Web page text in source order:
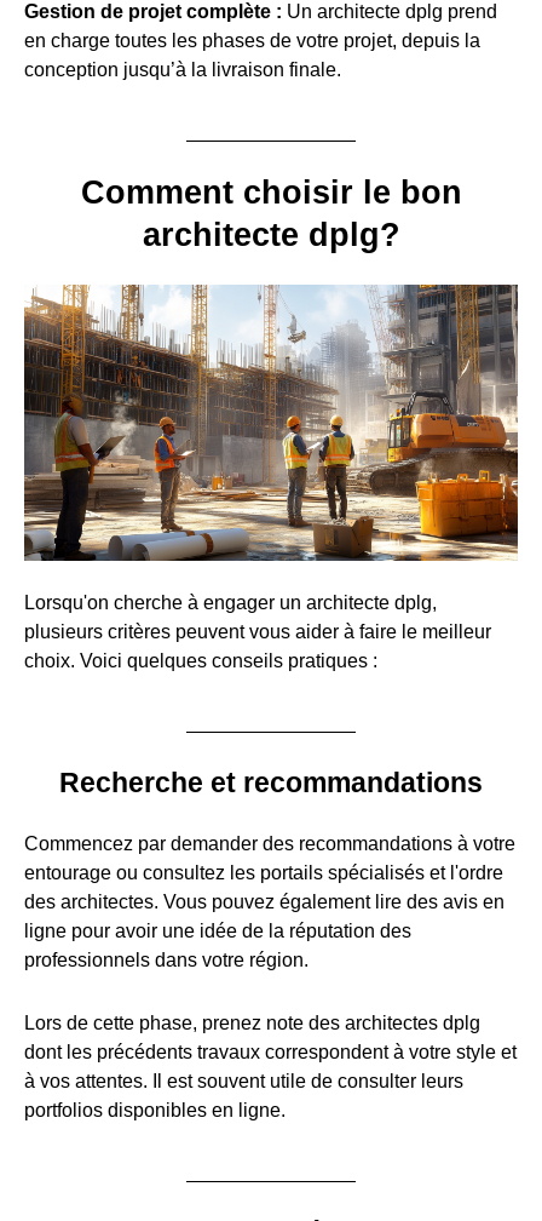
Gestion de projet complète : Un architecte dplg prend
en charge toutes les phases de votre projet, depuis la
conception jusqu’à la livraison finale.
Comment choisir le bon
architecte dplg?
Lorsqu'on cherche à engager un architecte dplg,
plusieurs critères peuvent vous aider à faire le meilleur
choix. Voici quelques conseils pratiques :
Recherche et recommandations
Commencez par demander des recommandations à votre
entourage ou consultez les portails spécialisés et l'ordre
des architectes. Vous pouvez également lire des avis en
ligne pour avoir une idée de la réputation des
professionnels dans votre région.
Lors de cette phase, prenez note des architectes dplg
dont les précédents travaux correspondent à votre style et
à vos attentes. Il est souvent utile de consulter leurs
portfolios disponibles en ligne.